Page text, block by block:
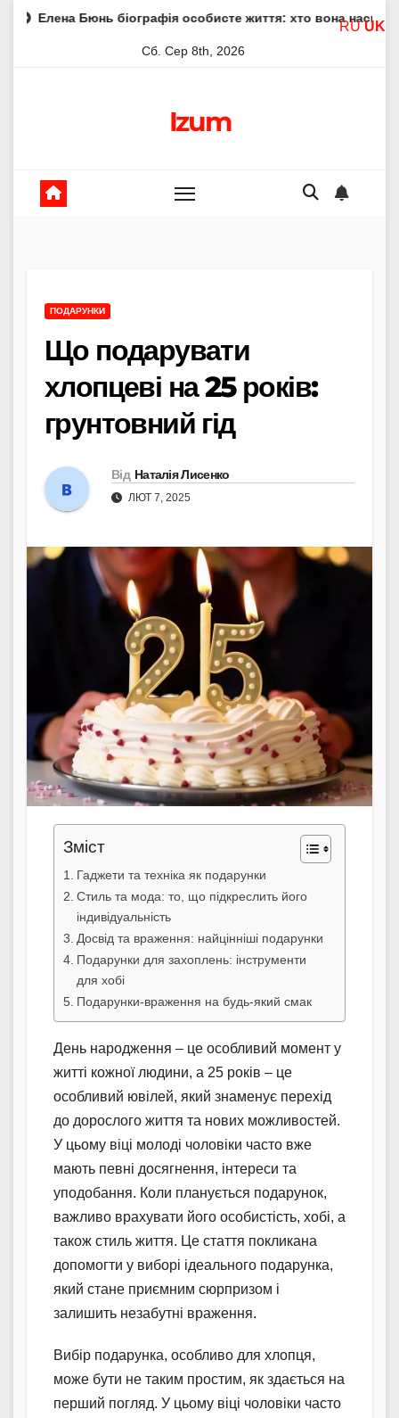
Skipбіографія особисте життя: хто вона насправді
Сб. Сер 8th, 2026
Izum
ПОДАРУНКИ
Що подарувати
хлопцеві на 25 років:
грунтовний гід
Від Наталія Лисенко
ЛЮТ 7, 2025
Зміст
Гаджети та техніка як подарунки
Стиль та мода: то, що підкреслить його
індивідуальність
Досвід та враження: найцінніші подарунки
Подарунки для захоплень: інструменти
для хобі
Подарунки-враження на будь-який смак
День народження – це особливий момент у
житті кожної людини, а 25 років – це
особливий ювілей, який знаменує перехід
до дорослого життя та нових можливостей.
У цьому віці молоді чоловіки часто вже
мають певні досягнення, інтереси та
уподобання. Коли планується подарунок,
важливо врахувати його особистість, хобі, а
також стиль життя. Це стаття покликана
допомогти у виборі ідеального подарунка,
який стане приємним сюрпризом і
залишить незабутні враження.
Вибір подарунка, особливо для хлопця,
може бути не таким простим, як здається на
перший погляд. У цьому віці чоловіки часто
RU UK